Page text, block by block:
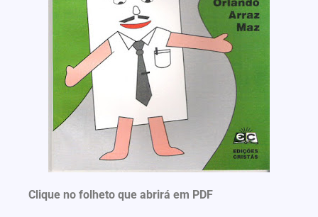
Clique no folheto que abrirá em PDF